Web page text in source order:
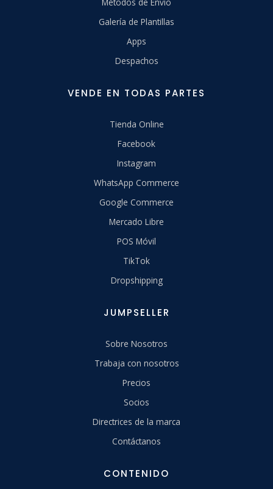
Galería de Plantillas
Apps
Despachos
VENDE EN TODAS PARTES
Tienda Online
Facebook
Instagram
WhatsApp Commerce
Google Commerce
Mercado Libre
POS Móvil
TikTok
Dropshipping
JUMPSELLER
Sobre Nosotros
Trabaja con nosotros
Precios
Socios
Directrices de la marca
Contáctanos
CONTENIDO